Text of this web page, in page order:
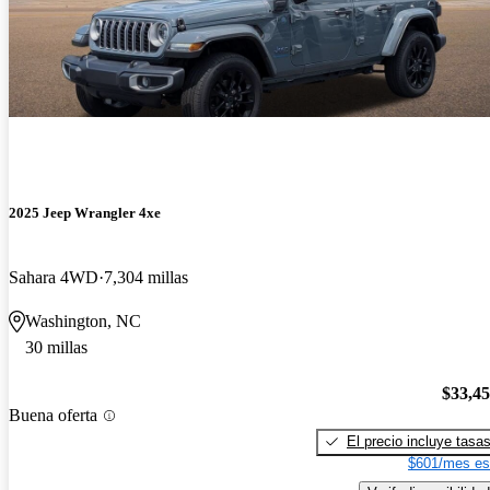
2025 Jeep Wrangler 4xe
Sahara 4WD 7,304 millas
Washington, NC
30 millas
Buena oferta
El precio incluye tasas
$601/mes